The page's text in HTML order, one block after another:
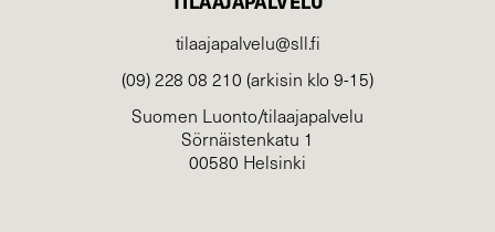
tilaajapalvelu@sll.fi
(09) 228 08 210 (arkisin klo 9-15)
Suomen Luonto/tilaajapalvelu
Sörnäistenkatu 1
00580 Helsinki